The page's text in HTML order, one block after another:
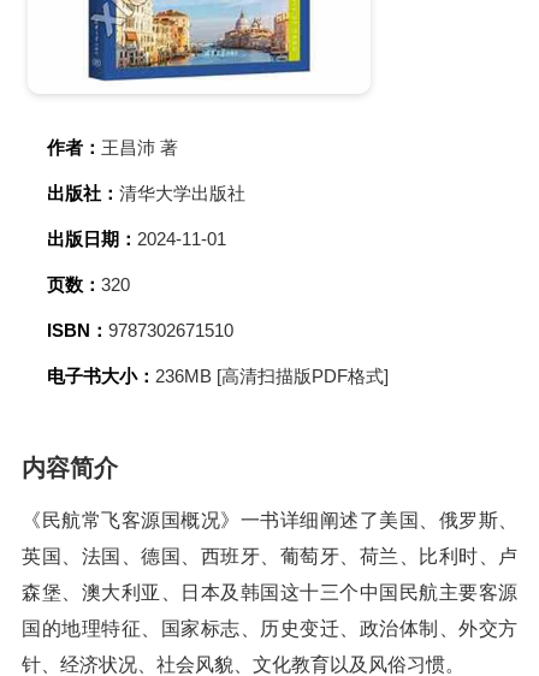
作者： 王昌沛 著
出版社： 清华大学出版社
出版日期： 2024-11-01
页数： 320
ISBN： 9787302671510
电子书大小： 236MB [高清扫描版PDF格式]
内容简介
《民航常飞客源国概况》一书详细阐述了美国、俄罗斯、
英国、法国、德国、西班牙、葡萄牙、荷兰、比利时、卢
森堡、澳大利亚、日本及韩国这十三个中国民航主要客源
国的地理特征、国家标志、历史变迁、政治体制、外交方
针、经济状况、社会风貌、文化教育以及风俗习惯。